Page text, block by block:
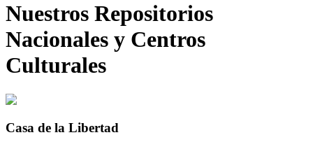
Nuestros Repositorios
Nacionales y Centros
Culturales
Casa de la Libertad